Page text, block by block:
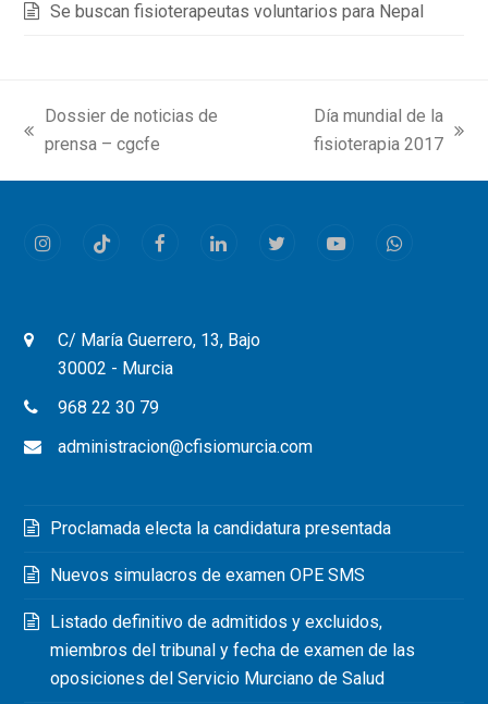
Se buscan fisioterapeutas voluntarios para Nepal
previous
Dossier de noticias de
prensa – cgcfe
Día mundial de la
fisioterapia 2017
InstagramTiktok FacebookLinkedInTwitterYoutubeWhatsapp
C/ María Guerrero, 13, Bajo
30002 - Murcia
968 22 30 79
administracion@cfisiomurcia.com
Proclamada electa la candidatura presentada
Nuevos simulacros de examen OPE SMS
Listado definitivo de admitidos y excluidos,
miembros del tribunal y fecha de examen de las
oposiciones del Servicio Murciano de Salud